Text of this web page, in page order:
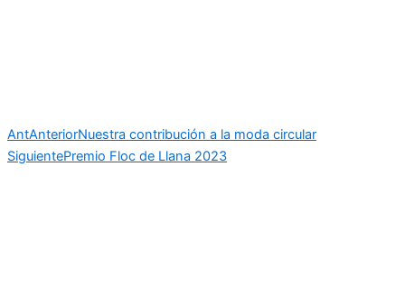
AntAnteriorNuestra contribución a la moda circular
SiguientePremio Floc de Llana 2023